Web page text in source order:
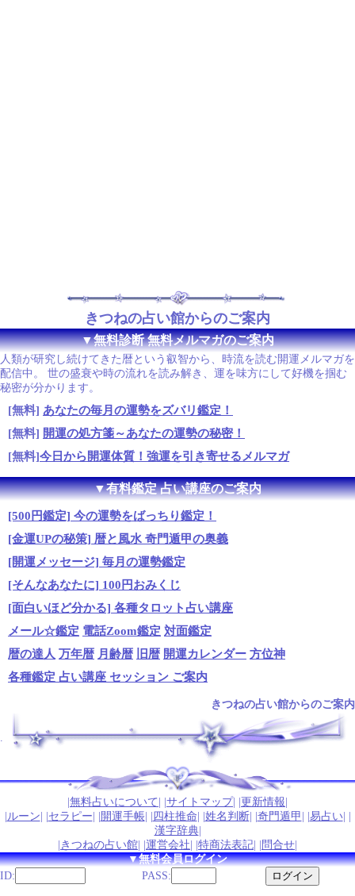
きつねの占い館からのご案内
▼無料診断 無料メルマガのご案内
人類が研究し続けてきた暦という叡智から、時流を読む開運メルマガを
配信中。 世の盛衰や時の流れを読み解き、運を味方にして好機を掴む
秘密が分かります。
[無料] あなたの毎月の運勢をズバリ鑑定！
[無料] 開運の処方箋～あなたの運勢の秘密！
[無料]今日から開運体質！強運を引き寄せるメルマガ
▼有料鑑定 占い講座のご案内
[500円鑑定] 今の運勢をばっちり鑑定！
[金運UPの秘策] 暦と風水 奇門遁甲の奥義
[開運メッセージ] 毎月の運勢鑑定
[そんなあなたに] 100円おみくじ
[面白いほど分かる] 各種タロット占い講座
メール☆鑑定 電話Zoom鑑定 対面鑑定
暦の達人 万年暦 月齢暦 旧暦 開運カレンダー 方位神
各種鑑定 占い講座 セッション ご案内
きつねの占い館からのご案内
無料占いについて サイトマップ 更新情報
ルーン セラピー 開運手帳 四柱推命 姓名判断| | 奇門遁甲 易占い
漢字辞典|
きつねの占い館 運営会社 特商法表記 問合せ
▼無料会員ログイン
ID:
PASS: